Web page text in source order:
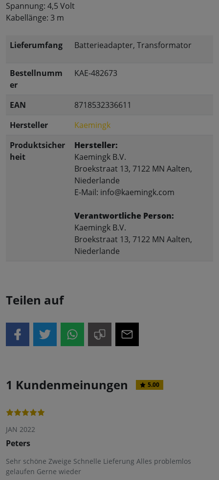
Spannung: 4,5 Volt
Kabellänge: 3 m
Lieferumfang Batterieadapter, Transformator
Bestellnumm
er
KAE-482673
EAN
8718532336611
Hersteller
Kaemingk
Produktsicher
heit
Hersteller:
Kaemingk B.V.
Broekstraat 13, 7122 MN Aalten,
Niederlande
E-Mail: info@kaemingk.com
Verantwortliche Person:
Kaemingk B.V.
Broekstraat 13, 7122 MN Aalten,
Niederlande
Teilen auf
1 Kundenmeinungen 5.00
JAN 2022
Peters
Sehr schöne Zweige Schnelle Lieferung Alles problemlos
gelaufen Gerne wieder